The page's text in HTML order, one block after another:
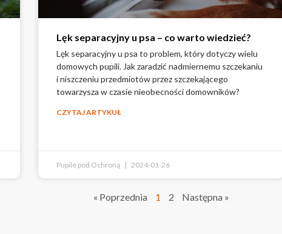
Lęk separacyjny u psa – co warto wiedzieć?
Lęk separacyjny u psa to problem, który dotyczy wielu
domowych pupili. Jak zaradzić nadmiernemu szczekaniu
i niszczeniu przedmiotów przez szczekającego
towarzysza w czasie nieobecności domowników?
CZYTAJ ARTYKUŁ
Pupile pod Ochroną 2024-01-26
« Poprzednia 1 2 Następna »